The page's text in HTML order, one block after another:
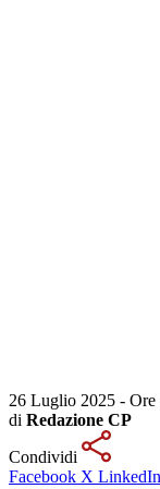
26 Luglio 2025 - Ore
di Redazione CP
Condividi
Facebook X LinkedIn